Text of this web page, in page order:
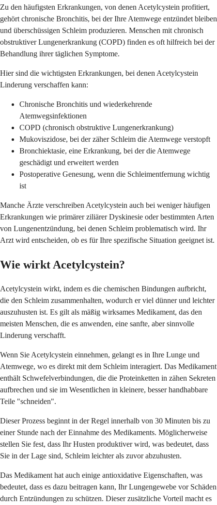
Zu den häufigsten Erkrankungen, von denen Acetylcystein profitiert,
gehört chronische Bronchitis, bei der Ihre Atemwege entzündet bleiben
und überschüssigen Schleim produzieren. Menschen mit chronisch
obstruktiver Lungenerkrankung (COPD) finden es oft hilfreich bei der
Behandlung ihrer täglichen Symptome.
Hier sind die wichtigsten Erkrankungen, bei denen Acetylcystein
Linderung verschaffen kann:
Chronische Bronchitis und wiederkehrende
Atemwegsinfektionen
COPD (chronisch obstruktive Lungenerkrankung)
Mukoviszidose, bei der zäher Schleim die Atemwege verstopft
Bronchiektasie, eine Erkrankung, bei der die Atemwege
geschädigt und erweitert werden
Postoperative Genesung, wenn die Schleimentfernung wichtig
ist
Manche Ärzte verschreiben Acetylcystein auch bei weniger häufigen
Erkrankungen wie primärer ziliärer Dyskinesie oder bestimmten Arten
von Lungenentzündung, bei denen Schleim problematisch wird. Ihr
Arzt wird entscheiden, ob es für Ihre spezifische Situation geeignet ist.
Wie wirkt Acetylcystein?
Acetylcystein wirkt, indem es die chemischen Bindungen aufbricht,
die den Schleim zusammenhalten, wodurch er viel dünner und leichter
auszuhusten ist. Es gilt als mäßig wirksames Medikament, das den
meisten Menschen, die es anwenden, eine sanfte, aber sinnvolle
Linderung verschafft.
Wenn Sie Acetylcystein einnehmen, gelangt es in Ihre Lunge und
Atemwege, wo es direkt mit dem Schleim interagiert. Das Medikament
enthält Schwefelverbindungen, die die Proteinketten in zähen Sekreten
aufbrechen und sie im Wesentlichen in kleinere, besser handhabbare
Teile "schneiden".
Dieser Prozess beginnt in der Regel innerhalb von 30 Minuten bis zu
einer Stunde nach der Einnahme des Medikaments. Möglicherweise
stellen Sie fest, dass Ihr Husten produktiver wird, was bedeutet, dass
Sie in der Lage sind, Schleim leichter als zuvor abzuhusten.
Das Medikament hat auch einige antioxidative Eigenschaften, was
bedeutet, dass es dazu beitragen kann, Ihr Lungengewebe vor Schäden
durch Entzündungen zu schützen. Dieser zusätzliche Vorteil macht es